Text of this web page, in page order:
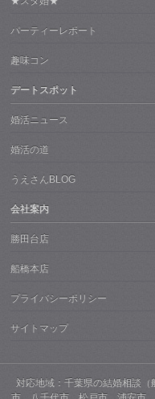
パーティーレポート
趣味コン
デートスポット
婚活ニュース
婚活の道
うえさんBLOG
会社案内
勝田台店
船橋本店
プライバシーポリシー
サイトマップ
対応地域：千葉県の結婚相談